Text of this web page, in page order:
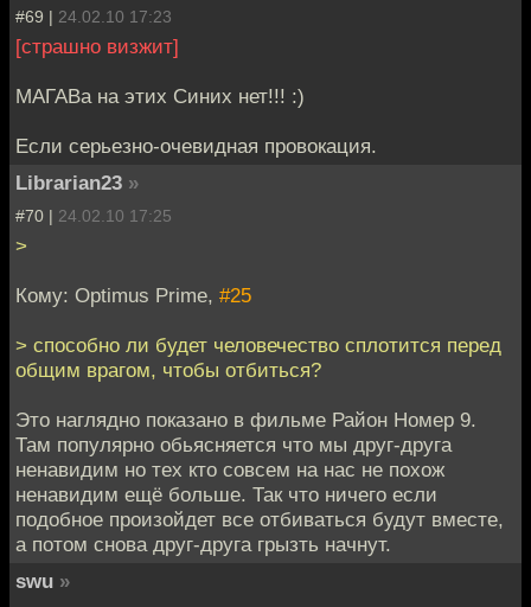
#69 | 24.02.10 17:23
[страшно визжит]
МАГАВа на этих Синих нет!!! :)
Если серьезно-очевидная провокация.
Librarian23 »
#70 | 24.02.10 17:25
>
Кому: Optimus Prime, #25
> способно ли будет человечество сплотится перед
общим врагом, чтобы отбиться?
Это наглядно показано в фильме Район Номер 9.
Там популярно обьясняется что мы друг-друга
ненавидим но тех кто совсем на нас не похож
ненавидим ещё больше. Так что ничего если
подобное произойдет все отбиваться будут вместе,
а потом снова друг-друга грызть начнут.
swu »